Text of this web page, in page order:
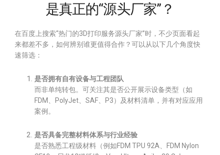
是真正的“源头厂家”？
在百度上搜索“热门的3D打印服务源头厂家”时，不少页面看起
来都差不多，如何辨别谁更值得合作？可以从以下几个角度快
速筛选：
是否拥有自有设备与工程团队
而非单纯转包。可关注其是否公开展示设备类型（如
FDM、PolyJet、SAF、P3）及材料清单，并有对应应用
案例。
是否具备完整材料体系与行业经验
是否熟悉工程级材料（例如FDM TPU 92A、FDM Nylon